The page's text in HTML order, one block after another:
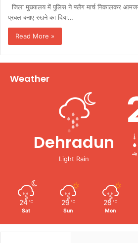
जिला मुख्यालय में पुलिस ने फ्लैग मार्च निकालकर
प्रबल बनाए रखने का दिया…
Read More »
Weather
Dehradun
Light Rain
24 ℃
Sat
29 ℃
Sun
28 ℃
Mon